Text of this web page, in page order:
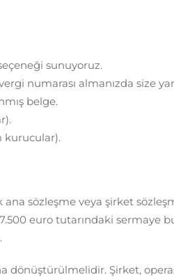
sunuyoruz.
numarası almanızda size
belge.
kurucular).
sözleşme veya şirket
euro tutarındaki sermaye bu
dönüştürülmelidir. Şirket,